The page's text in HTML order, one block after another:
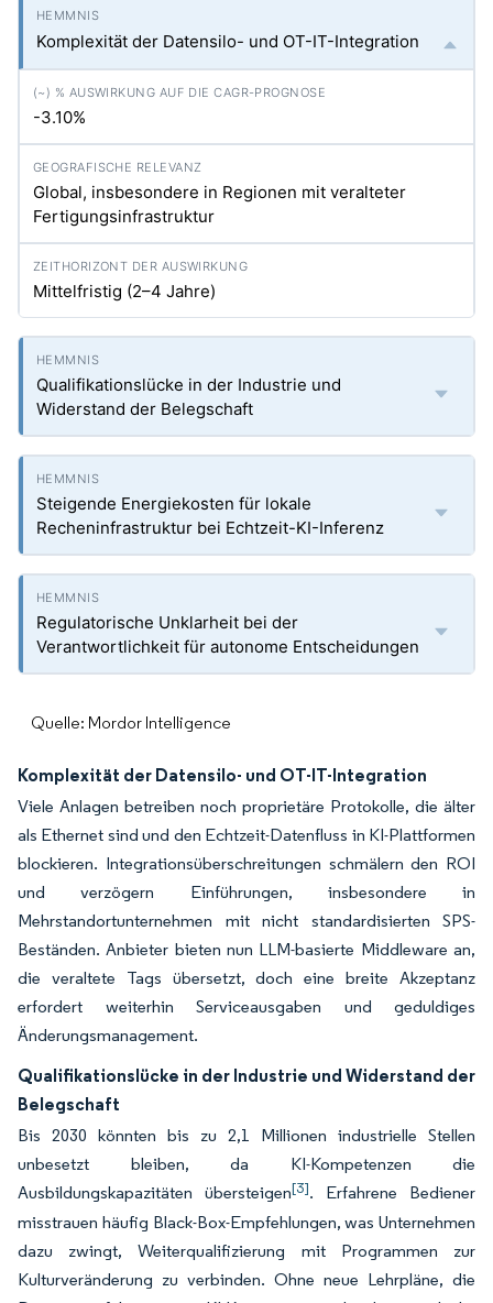
Komplexität der Datensilo- und OT-IT-Integration
-3.10%
Global, insbesondere in Regionen mit veralteter
Fertigungsinfrastruktur
Mittelfristig (2–4 Jahre)
Qualifikationslücke in der Industrie und
Widerstand der Belegschaft
Steigende Energiekosten für lokale
Recheninfrastruktur bei Echtzeit-KI-Inferenz
Regulatorische Unklarheit bei der
Verantwortlichkeit für autonome Entscheidungen
Quelle: Mordor Intelligence
Komplexität der Datensilo- und OT-IT-Integration
Viele Anlagen betreiben noch proprietäre Protokolle, die älter
als Ethernet sind und den Echtzeit-Datenfluss in KI-Plattformen
blockieren. Integrationsüberschreitungen schmälern den ROI
und verzögern Einführungen, insbesondere in
Mehrstandortunternehmen mit nicht standardisierten SPS-
Beständen. Anbieter bieten nun LLM-basierte Middleware an,
die veraltete Tags übersetzt, doch eine breite Akzeptanz
erfordert weiterhin Serviceausgaben und geduldiges
Änderungsmanagement.
Qualifikationslücke in der Industrie und Widerstand der
Belegschaft
Bis 2030 könnten bis zu 2,1 Millionen industrielle Stellen
unbesetzt bleiben, da KI-Kompetenzen die
Ausbildungskapazitäten übersteigen[3]. Erfahrene Bediener
misstrauen häufig Black-Box-Empfehlungen, was Unternehmen
dazu zwingt, Weiterqualifizierung mit Programmen zur
Kulturveränderung zu verbinden. Ohne neue Lehrpläne, die